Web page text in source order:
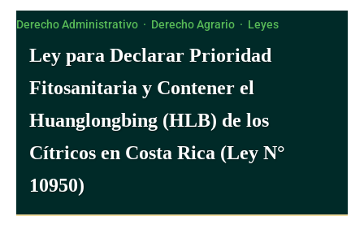
Derecho Administrativo · Derecho Agrario · Leyes
Ley para Declarar Prioridad
Fitosanitaria y Contener el
Huanglongbing (HLB) de los
Cítricos en Costa Rica (Ley N°
10950)